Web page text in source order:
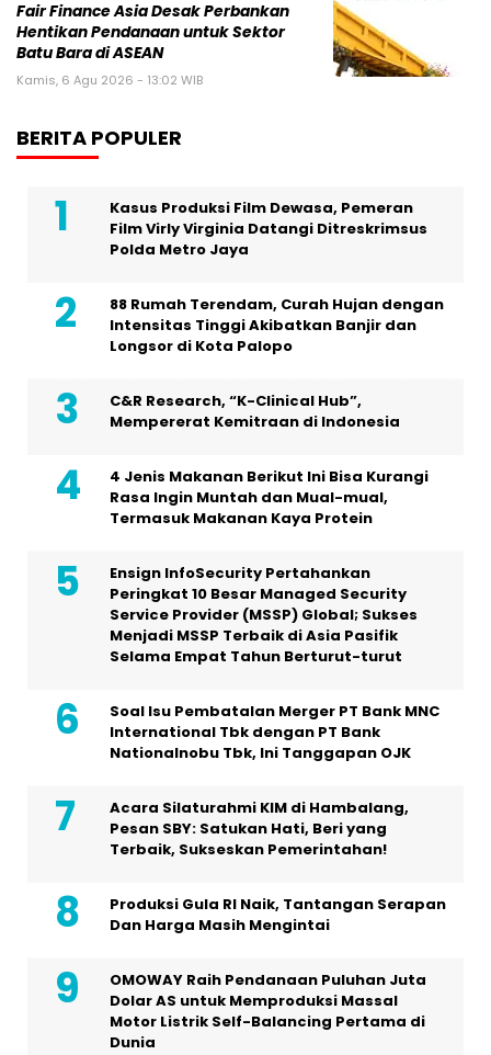
Fair Finance Asia Desak Perbankan
Hentikan Pendanaan untuk Sektor
Batu Bara di ASEAN
Kamis, 6 Agu 2026 - 13:02 WIB
BERITA POPULER
Kasus Produksi Film Dewasa, Pemeran
Film Virly Virginia Datangi Ditreskrimsus
Polda Metro Jaya
88 Rumah Terendam, Curah Hujan dengan
Intensitas Tinggi Akibatkan Banjir dan
Longsor di Kota Palopo
C&R Research, “K-Clinical Hub”,
Mempererat Kemitraan di Indonesia
4 Jenis Makanan Berikut Ini Bisa Kurangi
Rasa Ingin Muntah dan Mual-mual,
Termasuk Makanan Kaya Protein
Ensign InfoSecurity Pertahankan
Peringkat 10 Besar Managed Security
Service Provider (MSSP) Global; Sukses
Menjadi MSSP Terbaik di Asia Pasifik
Selama Empat Tahun Berturut-turut
Soal Isu Pembatalan Merger PT Bank MNC
International Tbk dengan PT Bank
Nationalnobu Tbk, Ini Tanggapan OJK
Acara Silaturahmi KIM di Hambalang,
Pesan SBY: Satukan Hati, Beri yang
Terbaik, Sukseskan Pemerintahan!
Produksi Gula RI Naik, Tantangan Serapan
Dan Harga Masih Mengintai
OMOWAY Raih Pendanaan Puluhan Juta
Dolar AS untuk Memproduksi Massal
Motor Listrik Self-Balancing Pertama di
Dunia